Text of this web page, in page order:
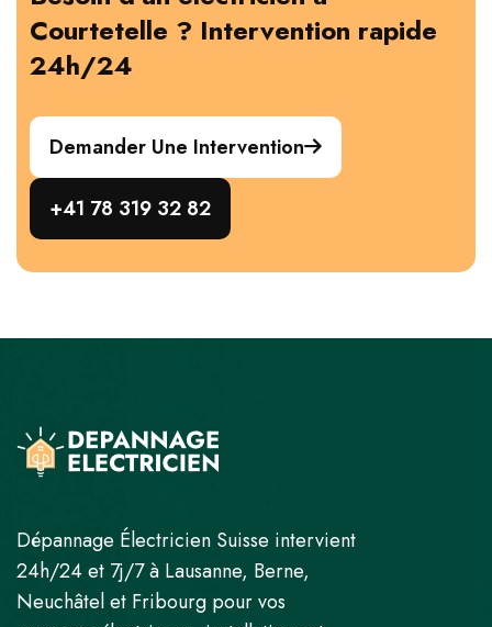
Courtetelle ? Intervention rapide
24h/24
Demander Une Intervention
+41 78 319 32 82
Dépannage Électricien Suisse intervient
24h/24 et 7j/7 à Lausanne, Berne,
Neuchâtel et Fribourg pour vos